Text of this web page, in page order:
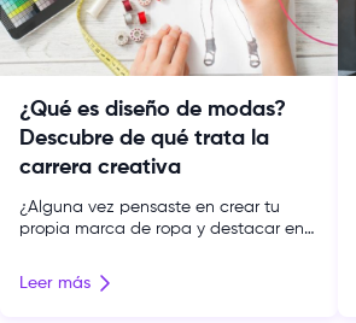
¿Qué es diseño de modas?
Descubre de qué trata la
carrera creativa
¿Alguna vez pensaste en crear tu
propia marca de ropa y destacar en
una marca no basta con diseñar
piezas atractivas; el diseño de modas
Leer más